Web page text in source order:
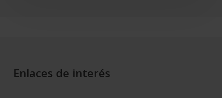
Enlaces de interés